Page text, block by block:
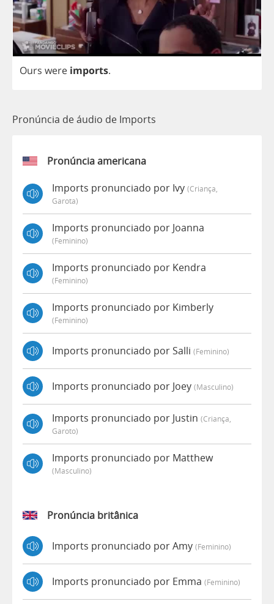
Ours were imports.
Pronúncia de áudio de Imports
Pronúncia americana
Imports pronunciado por Ivy (criança,
Garota)
Imports pronunciado por Joanna
(feminino)
Imports pronunciado por Kendra
(feminino)
Imports pronunciado por Kimberly
(feminino)
Imports pronunciado por Salli (feminino)
Imports pronunciado por Joey (masculino)
Imports pronunciado por Justin (criança,
Garoto)
Imports pronunciado por Matthew
(masculino)
Pronúncia britânica
Imports pronunciado por Amy (feminino)
Imports pronunciado por Emma (feminino)